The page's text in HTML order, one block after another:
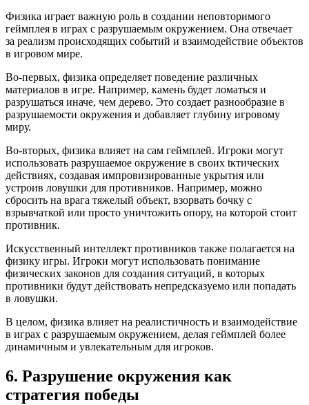
Физика играет важную роль в создании неповторимого
геймплея в играх с разрушаемым окружением. Она отвечает
за реализм происходящих событий и взаимодействие объектов
в игровом мире.
Во-первых, физика определяет поведение различных
материалов в игре. Например, камень будет ломаться и
разрушаться иначе, чем дерево. Это создает разнообразие в
разрушаемости окружения и добавляет глубину игровому
миру.
Во-вторых, физика влияет на сам геймплей. Игроки могут
использовать разрушаемое окружение в своих tктических
действиях, создавая импровизированные укрытия или
устроив ловушки для противников. Например, можно
сбросить на врага тяжелый объект, взорвать бочку с
взрывчаткой или просто уничтожить опору, на которой стоит
противник.
Искусственный интеллект противников также полагается на
физику игры. Игроки могут использовать понимание
физических законов для создания ситуаций, в которых
противники будут действовать непредсказуемо или попадать
в ловушки.
В целом, физика влияет на реалистичность и взаимодействие
в играх с разрушаемым окружением, делая геймплей более
динамичным и увлекательным для игроков.
6. Разрушение окружения как
стратегия победы